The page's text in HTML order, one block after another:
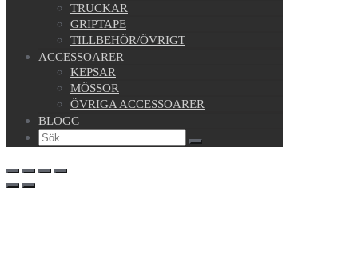
TRUCKAR
GRIPTAPE
TILLBEHÖR/ÖVRIGT
ACCESSOARER
KEPSAR
MÖSSOR
ÖVRIGA ACCESSOARER
BLOGG